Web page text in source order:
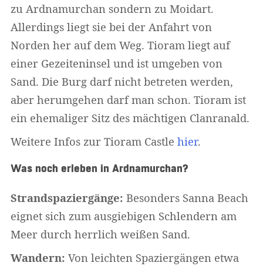
zu Ardnamurchan sondern zu Moidart.
Allerdings liegt sie bei der Anfahrt von
Norden her auf dem Weg. Tioram liegt auf
einer Gezeiteninsel und ist umgeben von
Sand. Die Burg darf nicht betreten werden,
aber herumgehen darf man schon. Tioram ist
ein ehemaliger Sitz des mächtigen Clanranald.
Weitere Infos zur Tioram Castle hier.
Was noch erleben in Ardnamurchan?
Strandspaziergänge: Besonders Sanna Beach
eignet sich zum ausgiebigen Schlendern am
Meer durch herrlich weißen Sand.
Wandern: Von leichten Spaziergängen etwa